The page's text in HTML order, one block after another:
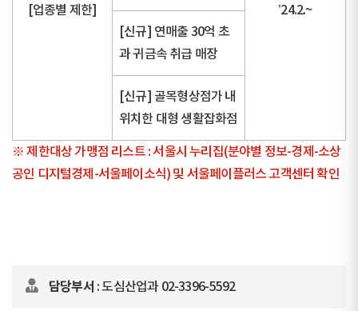
[업종별 제한] ’24.2.~
[신규] 연매출 30억 초
과 귀금속 취급 매장
[신규] 골목형상점가 내
위치한 대형 생활잡화점
※ 제한대상 가맹점 리스트 : 서울시 누리집(분야별 정보-경제-소상
공인 디지털경제-서울페이소식) 및 서울페이플러스 고객센터 확인
담당부서 : 도심산업과 02-3396-5592